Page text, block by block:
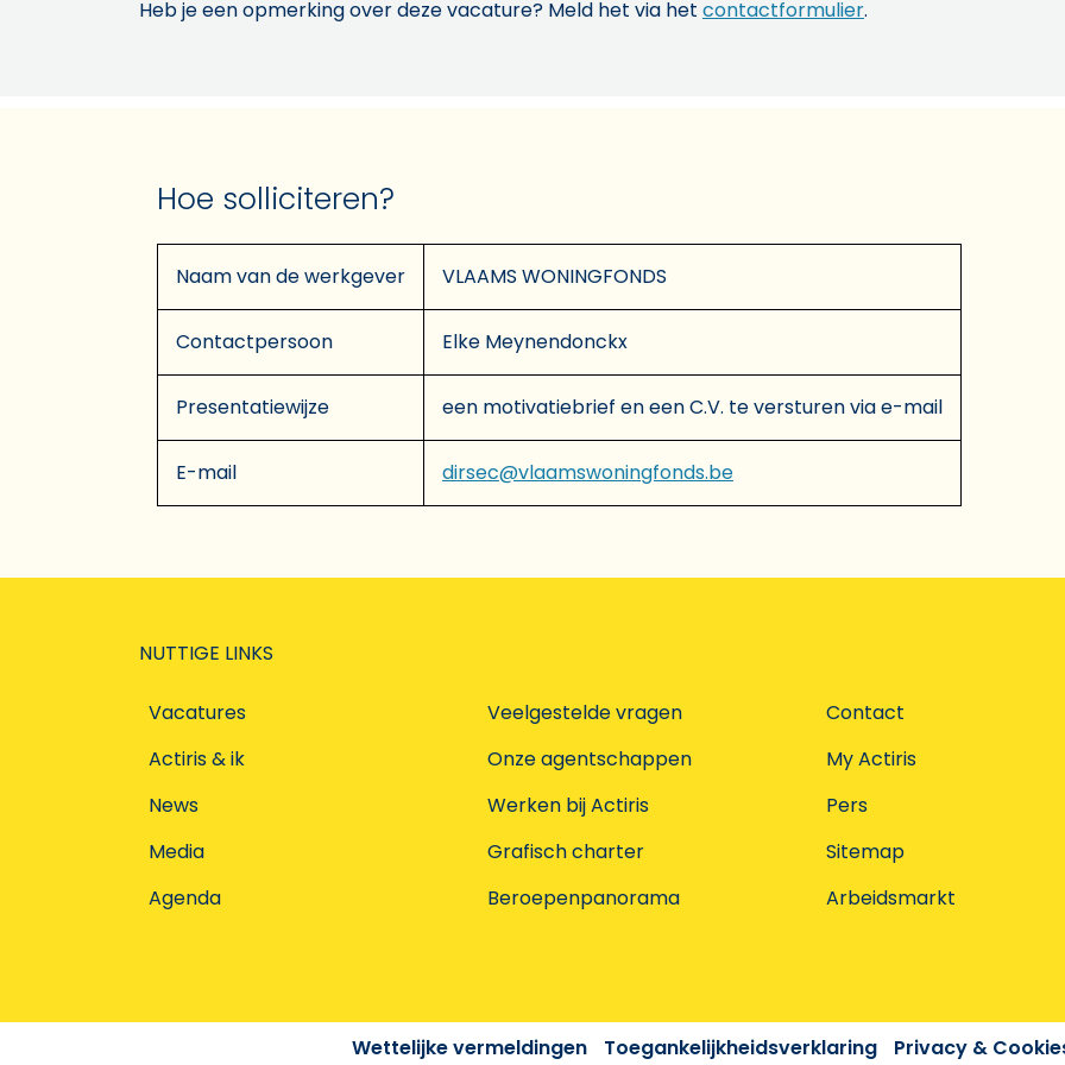
Heb je een opmerking over deze vacature? Meld het via het contactformulier.
Hoe solliciteren?
Naam van de werkgever VLAAMS WONINGFONDS
Contactpersoon Elke Meynendonckx
Presentatiewijze een motivatiebrief en een C.V. te versturen via e-mail
E-mail dirsec@vlaamswoningfonds.be
NUTTIGE LINKS
Vacatures
Actiris & ik
News
Media
Agenda
Veelgestelde vragen
Onze agentschappen
Werken bij Actiris
Grafisch charter
Beroepenpanorama
Contact
My Actiris
Pers
Sitemap
Arbeidsmarkt
Wettelijke vermeldingen Toegankelijkheidsverklaring Privacy &